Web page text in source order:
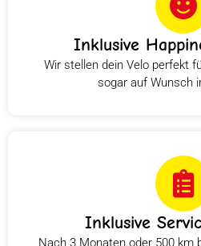
Inklusive
Wir stellen dein Velo perfekt
sogar auf Wunsch
Inklusive
Nach 3 Monaten oder 500 km